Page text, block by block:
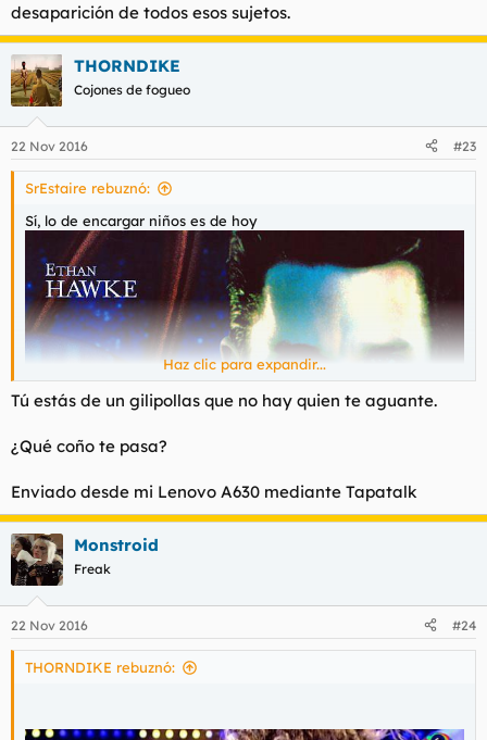
imagen jpg
desaparición de todos esos sujetos.
THORNDIKE
Cojones de fogueo
22 Nov 2016 #23
SrEstaire rebuznó:
Sí, lo de encargar niños es de hoy
Haz clic para expandir...
Tú estás de un gilipollas que no hay quien te aguante.
¿Qué coño te pasa?
Enviado desde mi Lenovo A630 mediante Tapatalk
Monstroid
Freak
22 Nov 2016 #24
THORNDIKE rebuznó: